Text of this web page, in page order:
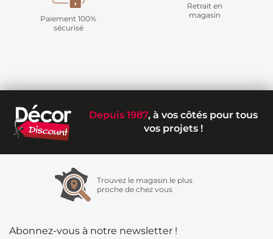
Paiement 100%
sécurisé
Retrait en
magasin
Depuis 1987, à vos côtés pour tous
vos projets !
Trouvez le magasin le plus
proche de chez vous
Abonnez-vous à notre newsletter !